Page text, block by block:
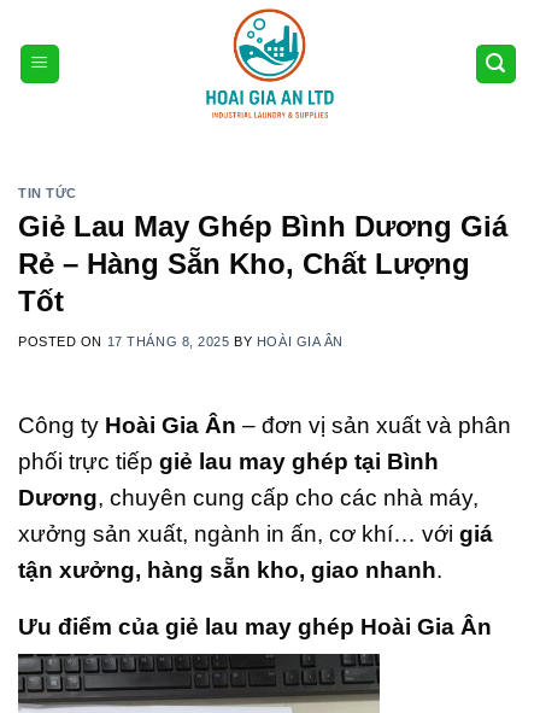
content
TIN TỨC
Giẻ Lau May Ghép Bình Dương Giá
Rẻ – Hàng Sẵn Kho, Chất Lượng
Tốt
POSTED ON 17 THÁNG 8, 2025 BY HOÀI GIA ÂN
Công ty Hoài Gia Ân – đơn vị sản xuất và phân
phối trực tiếp giẻ lau may ghép tại Bình
Dương, chuyên cung cấp cho các nhà máy,
xưởng sản xuất, ngành in ấn, cơ khí… với giá
tận xưởng, hàng sẵn kho, giao nhanh.
Ưu điểm của giẻ lau may ghép Hoài Gia Ân